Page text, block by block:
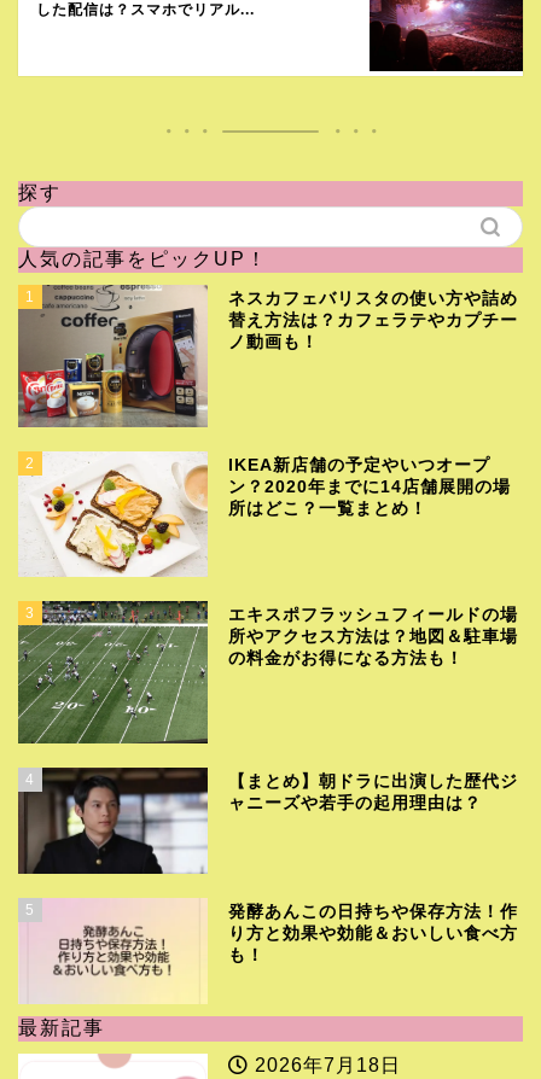
した配信は？スマホでリアル...
探す
人気の記事をピックUP！
1
ネスカフェバリスタの使い方や詰め
替え方法は？カフェラテやカプチー
ノ動画も！
2
IKEA新店舗の予定やいつオープ
ン？2020年までに14店舗展開の場
所はどこ？一覧まとめ！
3
エキスポフラッシュフィールドの場
所やアクセス方法は？地図＆駐車場
の料金がお得になる方法も！
4
【まとめ】朝ドラに出演した歴代ジ
ャニーズや若手の起用理由は？
5
発酵あんこの日持ちや保存方法！作
り方と効果や効能＆おいしい食べ方
も！
最新記事
2026年7月18日